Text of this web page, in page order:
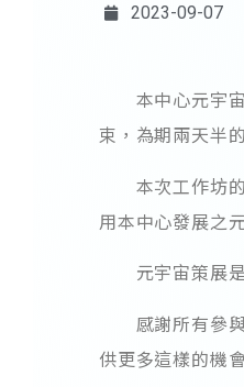
2023-09-07
本中心元宇宙
束，為期兩天半
本次工作坊的
用本中心發展之
元宇宙策展是
感謝所有參與
供更多這樣的機